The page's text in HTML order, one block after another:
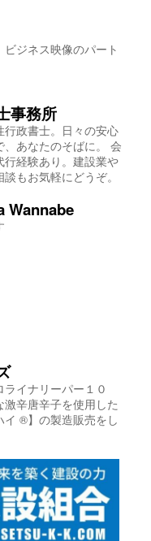
ジネス映像のパート
事務所
政書士。日々の安心
あなたのそばに。 会
経験あり。建設業や
もお気軽にどうぞ。
Wannabe
イナリーパー１０
激辛唐辛子を使用した
イ ®】の製造販売をし